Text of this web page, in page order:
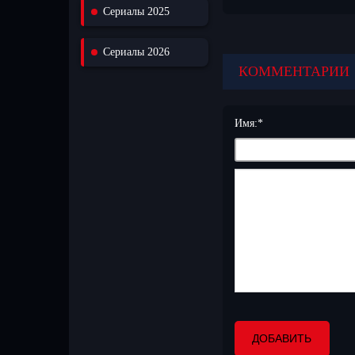
Сериалы 2025
Сериалы 2026
КОММЕНТАРИИ
Имя:*
ДОБАВИТЬ